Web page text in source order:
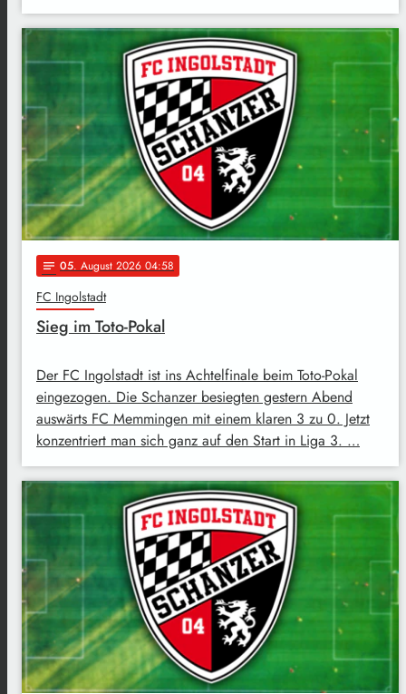
notes 05. August 2026 04:58
FC Ingolstadt
Sieg im Toto-Pokal
Der FC Ingolstadt ist ins Achtelfinale beim Toto-Pokal
eingezogen. Die Schanzer besiegten gestern Abend
auswärts FC Memmingen mit einem klaren 3 zu 0. Jetzt
konzentriert man sich ganz auf den Start in Liga 3. …